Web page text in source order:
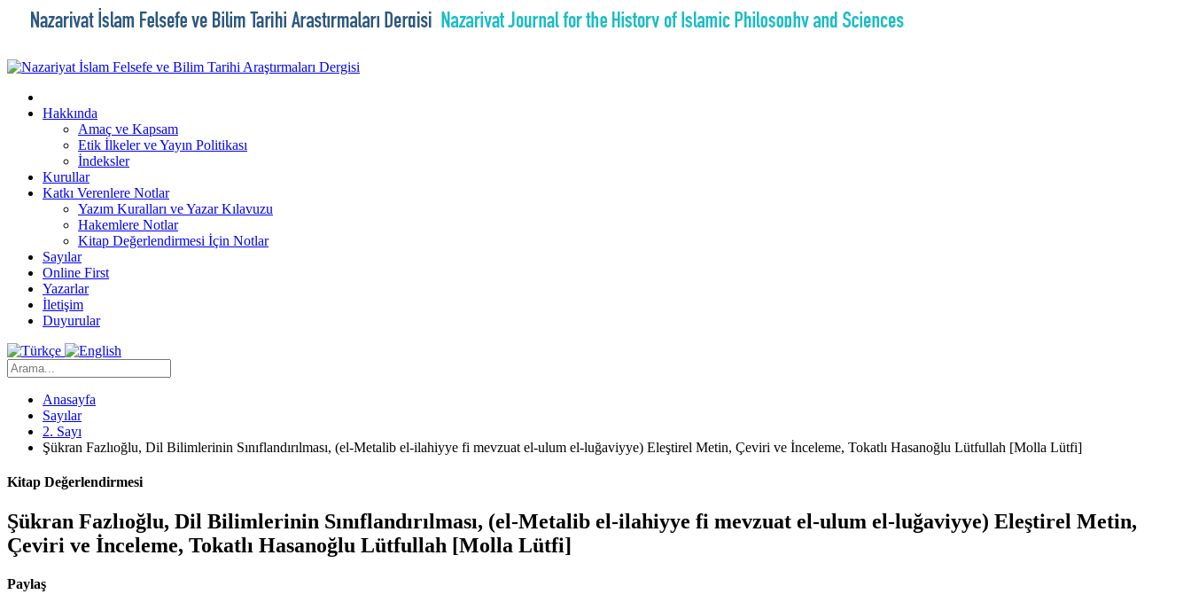
Hakkında
Amaç ve Kapsam
Etik İlkeler ve Yayın Politikası
İndeksler
Kurullar
Katkı Verenlere Notlar
Yazım Kuralları ve Yazar Kılavuzu
Hakemlere Notlar
Kitap Değerlendirmesi İçin Notlar
Sayılar
Online First
Yazarlar
İletişim
Duyurular
Anasayfa
Sayılar
2. Sayı
Şükran Fazlıoğlu, Dil Bilimlerinin Sınıflandırılması, (el-Metalib el-ilahiyye fi mevzuat el-ulum el-luğaviyye) Eleştirel Metin, Çeviri ve İnceleme, Tokatlı Hasanoğlu Lütfullah [Molla Lütfi]
Kitap Değerlendirmesi
Şükran Fazlıoğlu, Dil Bilimlerinin Sınıflandırılması, (el-Metalib el-ilahiyye fi mevzuat el-ulum el-luğaviyye) Eleştirel Metin,
Çeviri ve İnceleme, Tokatlı Hasanoğlu Lütfullah [Molla Lütfi]
Paylaş